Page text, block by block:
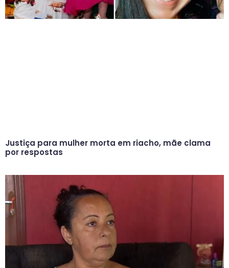
Justiça para mulher morta em riacho, mãe clama
por respostas